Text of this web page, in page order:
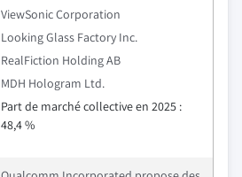
ViewSonic Corporation
Looking Glass Factory Inc.
RealFiction Holding AB
MDH Hologram Ltd.
Part de marché collective en 2025 :
48,4 %